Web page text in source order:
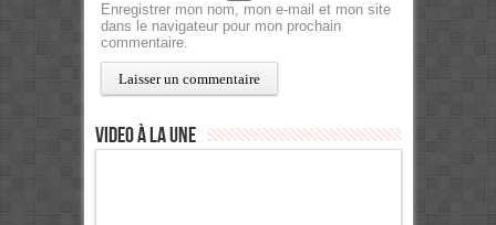
Enregistrer mon nom, mon e-mail et mon site
dans le navigateur pour mon prochain
commentaire.
Video à la Une